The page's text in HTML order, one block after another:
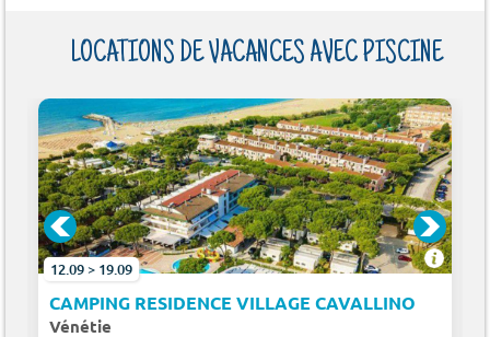
LOCATIONS DE VACANCES AVEC PISCINE
12.09 > 19.09
CAMPING RESIDENCE VILLAGE CAVALLINO
Vénétie